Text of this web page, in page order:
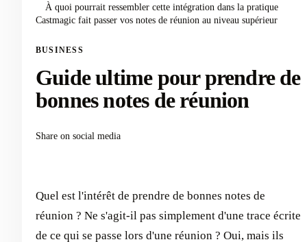
À quoi pourrait ressembler cette intégration dans la pratique
Castmagic fait passer vos notes de réunion au niveau supérieur
BUSINESS
Guide ultime pour prendre de
bonnes notes de réunion
Share on social media
Quel est l'intérêt de prendre de bonnes notes de
réunion ? Ne s'agit-il pas simplement d'une trace écrite
de ce qui se passe lors d'une réunion ? Oui, mais ils